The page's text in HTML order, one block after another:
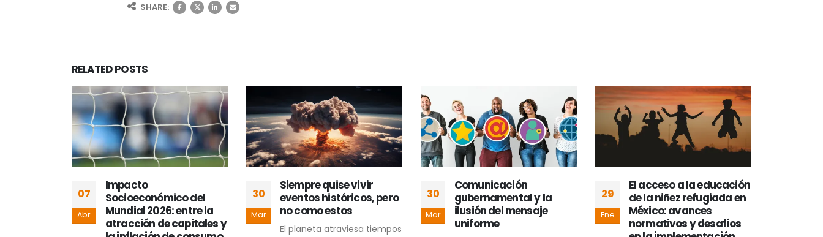
SHARE:
RELATEDPOSTS
07
Abr
Impacto
Socioeconómico del
Mundial 2026: entre la
atracción de capitales y
30
Mar
Siempre quise vivir
eventos históricos, pero
no como estos
El planeta atraviesa tiempos
30
Mar
Comunicación
gubernamental y la
ilusión del mensaje
uniforme
29
Ene
El acceso a la educación
de la niñez refugiada en
México: avances
normativos y desafíos